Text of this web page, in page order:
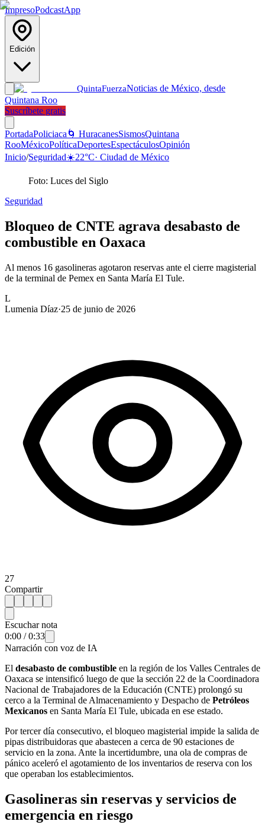
ImpresoPodcastApp
Edición
QuintaFuerzaNoticias de México, desde
Quintana Roo
Suscríbete gratis
PortadaPoliciaca 🌀 HuracanesSismosQuintana
RooMéxicoPolíticaDeportesEspectáculosOpinión
Inicio/Seguridad☀️22°C· Ciudad de México
Foto: Luces del Siglo
Seguridad
Bloqueo de CNTE agrava desabasto de
combustible en Oaxaca
Al menos 16 gasolineras agotaron reservas ante el cierre magisterial
de la terminal de Pemex en Santa María El Tule.
L
Lumenia Díaz·25 de junio de 2026
27
Compartir
Escuchar nota
0:00 /0:33
Narración con voz de IA
El desabasto de combustible en la región de los Valles Centrales de
Oaxaca se intensificó luego de que la sección 22 de la Coordinadora
Nacional de Trabajadores de la Educación (CNTE) prolongó su
cerco a la Terminal de Almacenamiento y Despacho de Petróleos
Mexicanos en Santa María El Tule, ubicada en ese estado.
Por tercer día consecutivo, el bloqueo magisterial impide la salida de
pipas distribuidoras que abastecen a cerca de 90 estaciones de
servicio en la zona. Ante la incertidumbre, una ola de compras de
pánico aceleró el agotamiento de los inventarios de reserva con los
que operaban los establecimientos.
Gasolineras sin reservas y servicios de
emergencia en riesgo